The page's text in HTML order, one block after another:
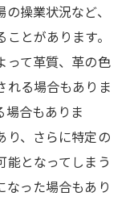
操業状況など、
とがあります。
って革質、革の色
れる場合もありま
合もありま
、さらに特定の
能となってしまう
なった場合もあり